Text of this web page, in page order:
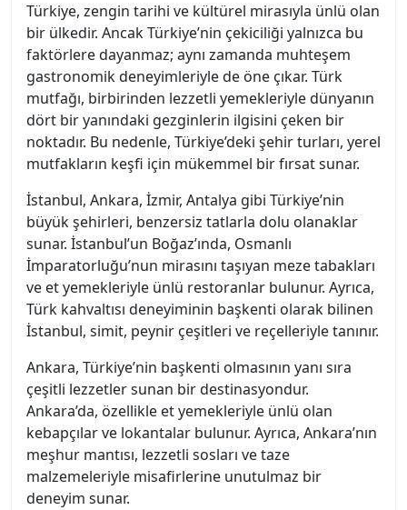
Türkiye, zengin tarihi ve kültürel mirasıyla ünlü olan
bir ülkedir. Ancak Türkiye’nin çekiciliği yalnızca bu
faktörlere dayanmaz; aynı zamanda muhteşem
gastronomik deneyimleriyle de öne çıkar. Türk
mutfağı, birbirinden lezzetli yemekleriyle dünyanın
dört bir yanındaki gezginlerin ilgisini çeken bir
noktadır. Bu nedenle, Türkiye’deki şehir turları, yerel
mutfakların keşfi için mükemmel bir fırsat sunar.
İstanbul, Ankara, İzmir, Antalya gibi Türkiye’nin
büyük şehirleri, benzersiz tatlarla dolu olanaklar
sunar. İstanbul’un Boğaz’ında, Osmanlı
İmparatorluğu’nun mirasını taşıyan meze tabakları
ve et yemekleriyle ünlü restoranlar bulunur. Ayrıca,
Türk kahvaltısı deneyiminin başkenti olarak bilinen
İstanbul, simit, peynir çeşitleri ve reçelleriyle tanınır.
Ankara, Türkiye’nin başkenti olmasının yanı sıra
çeşitli lezzetler sunan bir destinasyondur.
Ankara’da, özellikle et yemekleriyle ünlü olan
kebapçılar ve lokantalar bulunur. Ayrıca, Ankara’nın
meşhur mantısı, lezzetli sosları ve taze
malzemeleriyle misafirlerine unutulmaz bir
deneyim sunar.